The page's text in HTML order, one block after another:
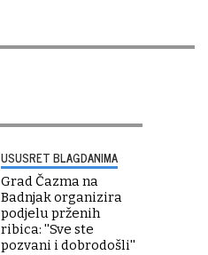
USUSRET BLAGDANIMA
Grad Čazma na
Badnjak organizira
podjelu prženih
ribica: ''Sve ste
pozvani i dobrodošli''